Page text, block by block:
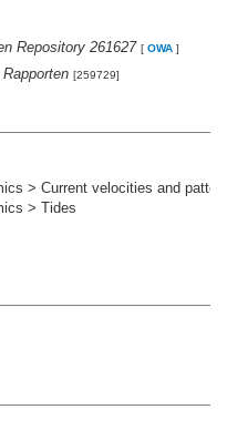
Repository 261627 [ OWA ]
Rapporten [259729]
> Current velocities and
> Tides